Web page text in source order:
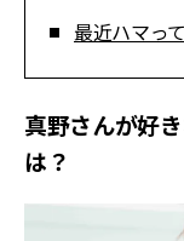
最近ハマっ
真野さんが好き
は？